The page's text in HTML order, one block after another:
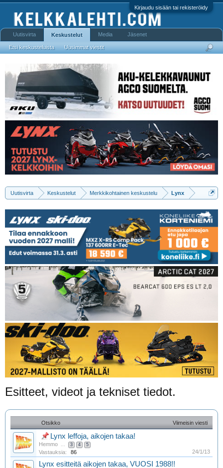
Kirjaudu sisään tai rekisteröidy
Uutisvirta Keskustelut Merkkikohtainen keskustelu Lynx
Esitteet, videot ja tekniset tiedot.
Otsikko Viimeisin viesti
Lynx leffoja, aikojen takaa!
Hemmo 3 4 5
Vastauksia: 86 24/1/13
Lynx esitteitä aikojen takaa, VUOSI 1988!!
Uutisvirta Keskustelut
Etsi keskusteluista Uusimmat viestit
Media Jäsenet